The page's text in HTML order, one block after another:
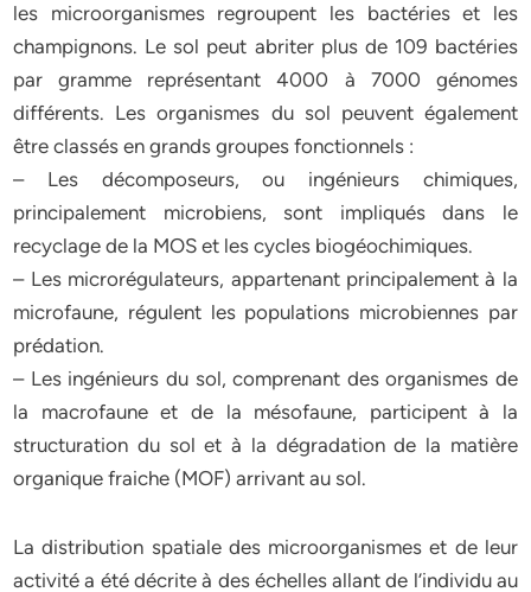
les microorganismes regroupent les bactéries et les
champignons. Le sol peut abriter plus de 109 bactéries
par gramme représentant 4000 à 7000 génomes
différents. Les organismes du sol peuvent également
être classés en grands groupes fonctionnels :
– Les décomposeurs, ou ingénieurs chimiques,
principalement microbiens, sont impliqués dans le
recyclage de la MOS et les cycles biogéochimiques.
– Les microrégulateurs, appartenant principalement à la
microfaune, régulent les populations microbiennes par
prédation.
– Les ingénieurs du sol, comprenant des organismes de
la macrofaune et de la mésofaune, participent à la
structuration du sol et à la dégradation de la matière
organique fraiche (MOF) arrivant au sol.
La distribution spatiale des microorganismes et de leur
activité a été décrite à des échelles allant de l’individu au